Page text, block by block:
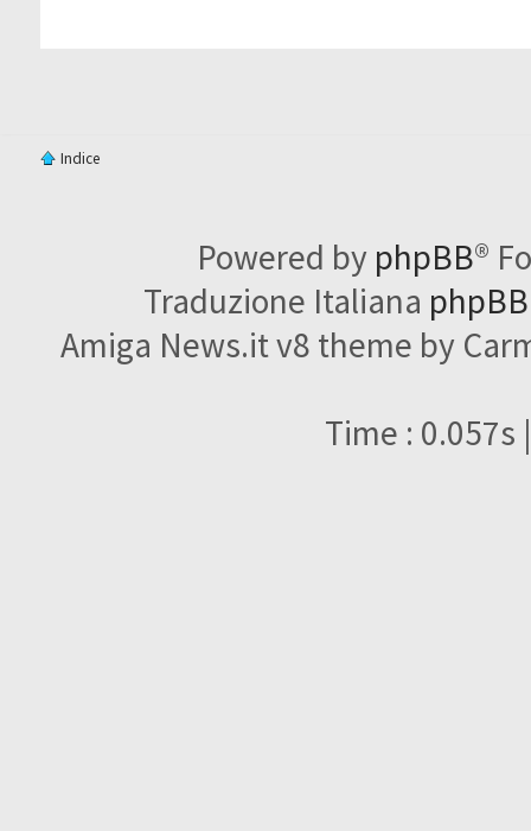
Indice
Powered by phpBB®
Traduzione Italiana
Amiga News.it v8 theme by
Time : 0.057s